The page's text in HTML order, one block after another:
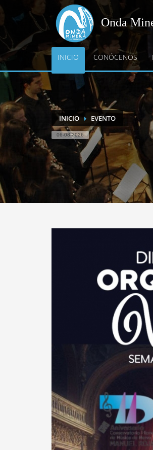
Onda
INICIO CONÓCENOS
INICIO EVENTO
06-08-2026